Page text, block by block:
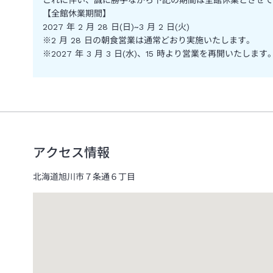
【全館休業期間】
2027 年 2 月 28 日(日)~3 月 2 日(火)
※2 月 28 日の朝食営業は通常どおり実施いたします。
※2027 年 3 月 3 日(水)、15 時より営業を再開いたします
アクセス情報
北海道旭川市７条通６丁目